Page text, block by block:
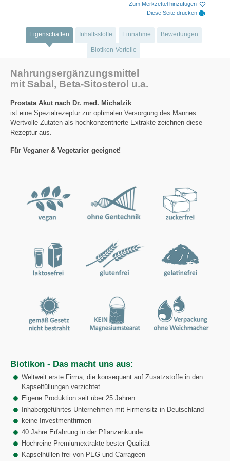
Zum Merkzettel hinzufügen
Diese Seite drucken
Eigenschaften Inhaltsstoffe Einnahme Bewertungen
Biotikon-Vorteile
Nahrungsergänzungsmittel
mit Sabal, Beta-Sitosterol u.a.
Prostata Akut nach Dr. med. Michalzik
ist eine Spezialrezeptur zur optimalen Versorgung des Mannes.
Wertvolle Zutaten als hochkonzentrierte Extrakte zeichnen diese
Rezeptur aus.
Für Veganer & Vegetarier geeignet!
Biotikon - Das macht uns aus:
Weltweit erste Firma, die konsequent auf Zusatzstoffe in den
Kapselfüllungen verzichtet
Eigene Produktion seit über 25 Jahren
Inhabergeführtes Unternehmen mit Firmensitz in Deutschland
keine Investmentfirmen
40 Jahre Erfahrung in der Pflanzenkunde
Hochreine Premiumextrakte bester Qualität
Kapselhüllen frei von PEG und Carrageen